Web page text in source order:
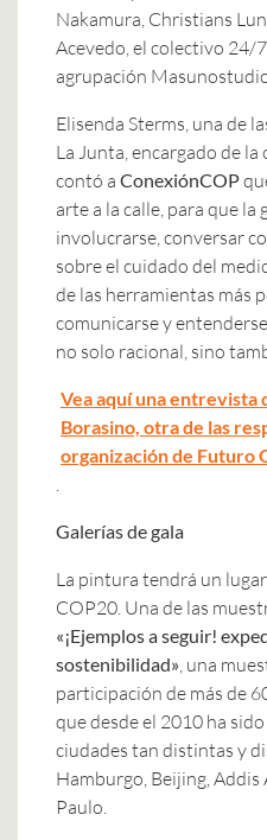
Nakamura, Christians
Acevedo, el colectivo 24/
agrupación
Elisenda Sterms, una de
La Junta, encargado de
contó a ConexiónCOP
arte a la calle, para que
involucrarse, conversar
sobre el cuidado del
de las herramientas más
comunicarse y
no solo racional, sino
Vea aquí una entrevista
Borasino, otra de las
organización de Futuro
Galerías de gala
La pintura tendrá un
COP20. Una de las
«¡Ejemplos a seguir!
sostenibilidad» , una
participación de más de
que desde el 2010 ha
ciudades tan distintas y
Hamburgo, Beijing, Addis
Paulo.